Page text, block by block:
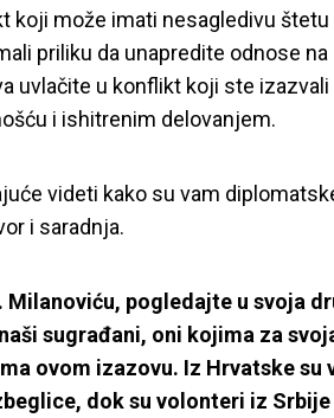
koji može imati nesagledivu štetu
priliku da unapredite odnose
uvlačite u konflikt koji ste
i ishitrenim delovanjem.
videti kako su vam
i saradnja.
Milanoviću, pogledajte u svoja
sugrađani, oni kojima za
ovom izazovu. Iz Hrvatske su
dok su volonteri iz